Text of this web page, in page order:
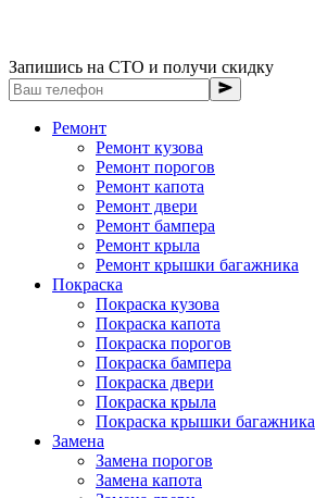
Запишись на СТО и получи скидку
Ремонт
Ремонт кузова
Ремонт порогов
Ремонт капота
Ремонт двери
Ремонт бампера
Ремонт крыла
Ремонт крышки багажника
Покраска
Покраска кузова
Покраска капота
Покраска порогов
Покраска бампера
Покраска двери
Покраска крыла
Покраска крышки багажника
Замена
Замена порогов
Замена капота